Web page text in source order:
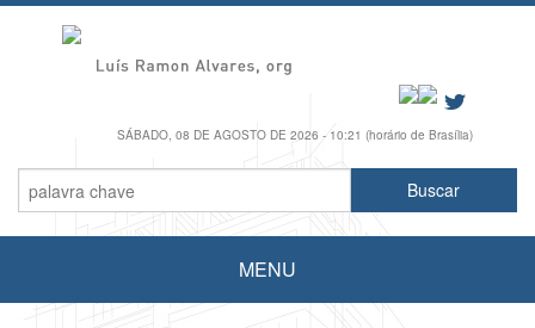
SÁBADO, 08 DE AGOSTO DE 2026 - 10:21 (horário de Brasília)
MENU